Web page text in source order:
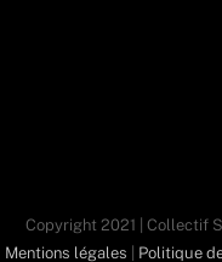
Copyright 2021 | Collectif
Mentions légales
Politique